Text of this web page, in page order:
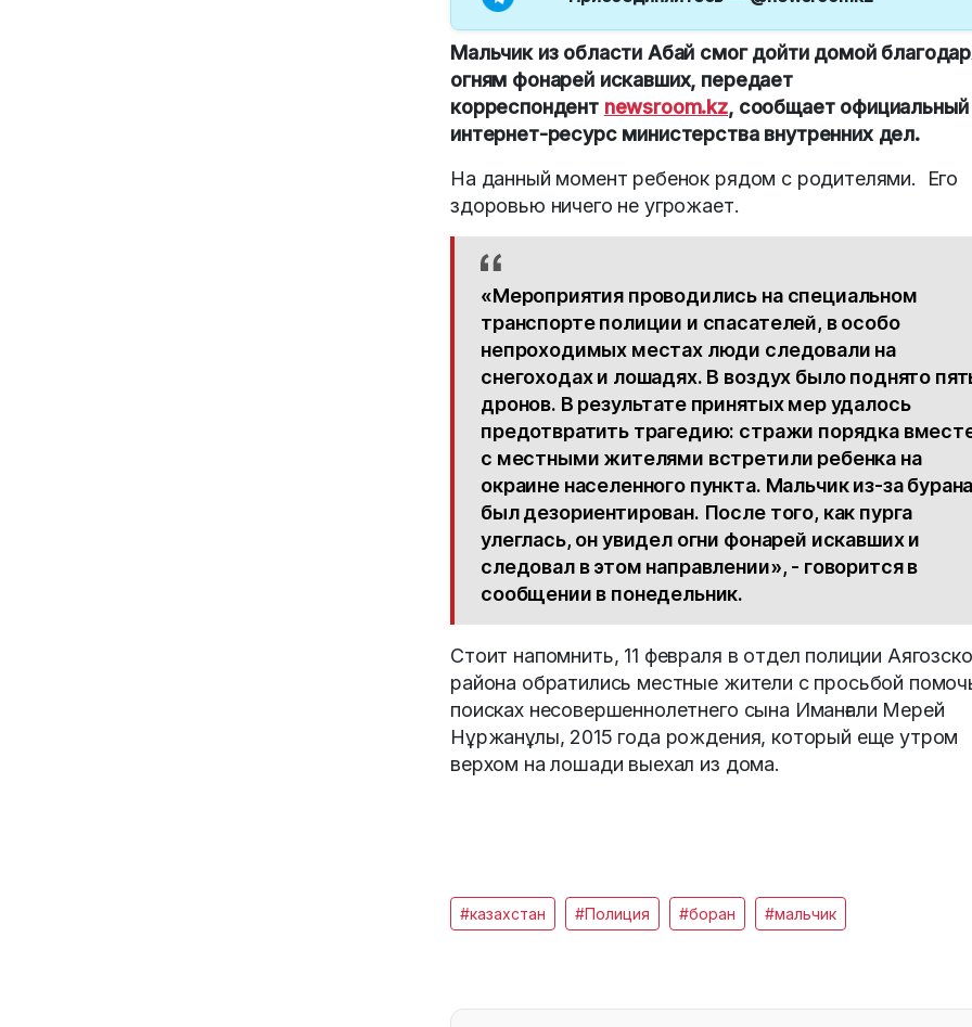
Мальчик из области Абай смог дойти домой
огням фонарей искавших, передает
корреспондент newsroom.kz, сообщает официальный
интернет-ресурс министерства внутренних дел.
На данный момент ребенок рядом с родителями. Его
здоровью ничего не угрожает.
«Мероприятия проводились на специальном
транспорте полиции и спасателей, в особо
непроходимых местах люди следовали на
снегоходах и лошадях. В воздух было поднято
дронов. В результате принятых мер удалось
предотвратить трагедию: стражи порядка
с местными жителями встретили ребенка на
окраине населенного пункта. Мальчик из-за бурана
был дезориентирован. После того, как пурга
улеглась, он увидел огни фонарей искавших и
следовал в этом направлении», - говорится в
сообщении в понедельник.
Стоит напомнить, 11 февраля в отдел полиции
района обратились местные жители с просьбой
поисках несовершеннолетнего сына Иманғали Мерей
Нұржанұлы, 2015 года рождения, который еще утром
верхом на лошади выехал из дома.
#казахстан #Полиция #боран #мальчик